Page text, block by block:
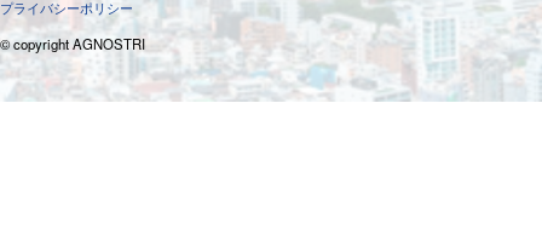
プライバシーポリシー
© copyright AGNOSTRI